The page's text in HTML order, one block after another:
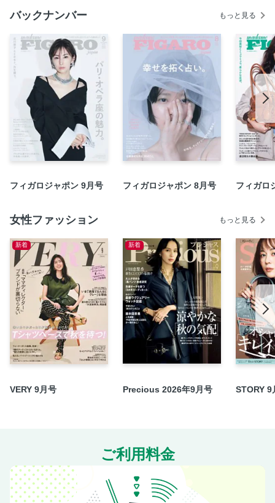
チ。
鳥取から瀬戸内へ、感性を刺激するアートな旅。
水川あさみとバーバリー、ボヘミアンな逃避行。
シャネル、シグネチャーを遊ぶ。
エルメス、共鳴する色彩を纏って。
赤の抒情詩、フェラガモが描く夢。
そよぐ息吹、マルニと市川実和子。
メゾンダールの美しき手仕事に触れる。
CEメディアハウス書籍のご案内
ロクシタン50周年、アールドゥヴィーヴルな香りの世界へ。
アールドゥヴィーヴルへの招待 vol.6 ヴィンテージ家具に囲
まれた、パリジェンヌのインテリア術。
齊藤 工 活動寫眞館
Love it! 今月のいいもの発見
CEメディアハウス書籍のご案内
CULTURE portrait クリエイターの言葉
Cinema／Books／Art／Theater／Music
GOURMET ワイン学習帖 ／ おやつの時間ですよ！
在本彌生の、眼まなこに翼。
News from madameFIGARO.jp
岡尾美代子の雑貨 ヘイ！ヘイ！ヘイ！
バックナンバー もっと見る
フィガロジャポン 9月号 フィガロジャポン 8月号 フィガロ
女性ファッション もっと見る
新着
VERY 9月号
新着
Precious 2026年9月号 STORY 9
ご利用料金